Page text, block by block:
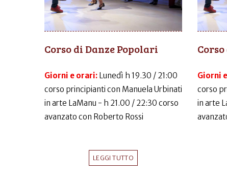
Corso di Danze Popolari
Giorni e orari: Lunedì h 19.30 / 21:00
corso principianti con Manuela Urbinati
in arte LaManu - h 21.00 / 22:30 corso
avanzato con Roberto Rossi
LEGGI TUTTO
Giorni
corso
in arte